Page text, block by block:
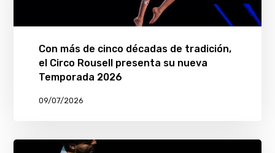
Con más de cinco décadas de tradición,
el Circo Rousell presenta su nueva
Temporada 2026
09/07/2026